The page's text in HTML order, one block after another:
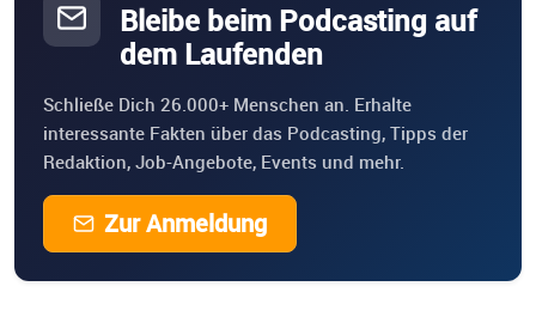
Bleibe beim Podcasting auf
dem Laufenden
Schließe Dich 26.000+ Menschen an. Erhalte
interessante Fakten über das Podcasting, Tipps der
Redaktion, Job-Angebote, Events und mehr.
Zur Anmeldung